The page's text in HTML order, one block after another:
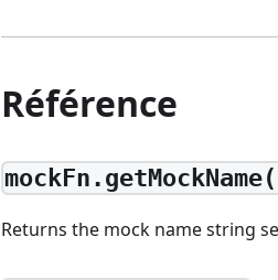
Référence
Returns the mock name string